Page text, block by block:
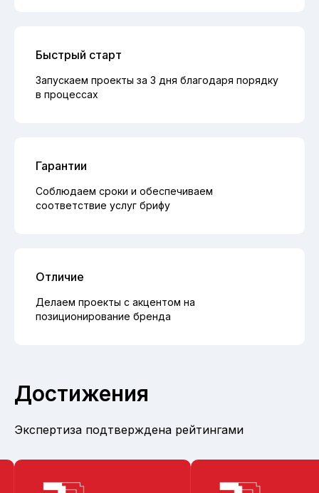
Быстрый старт
Запускаем проекты за 3 дня благодаря порядку
в процессах
Гарантии
Соблюдаем сроки и обеспечиваем
соответствие услуг брифу
Отличие
Делаем проекты с акцентом на
позиционирование бренда
Достижения
Экспертиза подтверждена рейтингами